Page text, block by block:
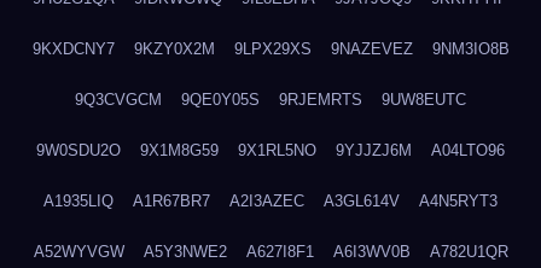
9KXDCNY7 9KZY0X2M 9LPX29XS 9NAZEVEZ 9NM3IO8B
9Q3CVGCM 9QE0Y05S 9RJEMRTS 9UW8EUTC
9W0SDU2O 9X1M8G59 9X1RL5NO 9YJJZJ6M A04LTO96
A1935LIQ A1R67BR7 A2I3AZEC A3GL614V A4N5RYT3
A52WYVGW A5Y3NWE2 A627I8F1 A6I3WV0B A782U1QR